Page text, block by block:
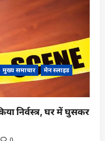
मुख्य समाचार
मेन स्लाइड
निर्वस्त्र, घर में घुसकर